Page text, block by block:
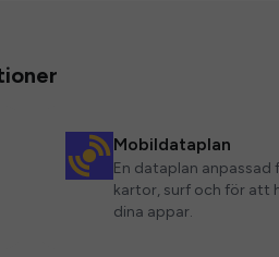
Mobildataplan
En dataplan anpassad
kartor, surf och för att
dina appar.